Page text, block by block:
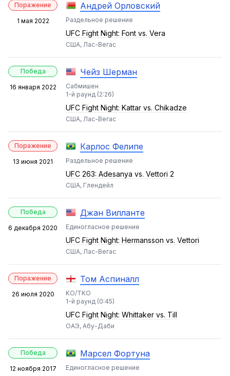
Поражение
1 мая 2022
Андрей Орловский
Раздельное решение
UFC Fight Night: Font vs. Vera
США, Лас-Вегас
Победа
16 января 2022
Чейз Шерман
Сабмишен
1-й раунд (2:26)
UFC Fight Night: Kattar vs. Chikadze
США, Лас-Вегас
Поражение
13 июня 2021
Карлос Фелипе
Раздельное решение
UFC 263: Adesanya vs. Vettori 2
США, Глендейл
Победа
6 декабря 2020
Джан Вилланте
Единогласное решение
UFC Fight Night: Hermansson vs. Vettori
США, Лас-Вегас
Поражение
26 июля 2020
Том Аспиналл
KO/TKO
1-й раунд (0:45)
UFC Fight Night: Whittaker vs. Till
ОАЭ, Абу-Даби
Победа
12 ноября 2017
Марсел Фортуна
Единогласное решение